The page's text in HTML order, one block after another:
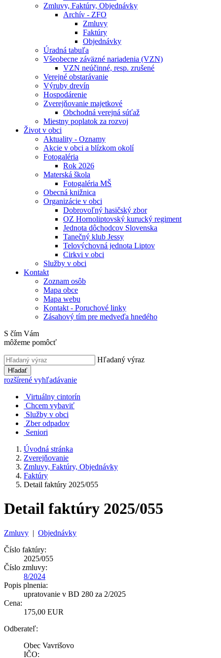
Zmluvy, Faktúry, Objednávky
Archív - ZFO
Zmluvy
Faktúry
Objednávky
Úradná tabuľa
Všeobecne záväzné nariadenia (VZN)
VZN neúčinné, resp. zrušené
Verejné obstarávanie
Výruby drevín
Hospodárenie
Zverejňovanie majetkové
Obchodná verejná súťaž
Miestny poplatok za rozvoj
Život v obci
Aktuality - Oznamy
Akcie v obci a blízkom okolí
Fotogaléria
Rok 2026
Materská škola
Fotogaléria MŠ
Obecná knižnica
Organizácie v obci
Dobrovoľný hasičský zbor
OZ Hornoliptovský kurucký regiment
Jednota dôchodcov Slovenska
Tanečný klub Jessy
Telovýchovná jednota Liptov
Cirkvi v obci
Služby v obci
Kontakt
Zoznam osôb
Mapa obce
Mapa webu
Kontakt - Poruchové linky
Zásahový tím pre medveďa hnedého
S čím Vám
môžeme pomôcť
Hľadaný výraz
Hľadať
rozšírené vyhľadávanie
Virtuálny cintorín
Chcem vybaviť
Služby v obci
Zber odpadov
Seniori
Úvodná stránka
Zverejňovanie
Zmluvy, Faktúry, Objednávky
Faktúry
Detail faktúry 2025/055
Detail faktúry 2025/055
Zmluvy | Objednávky
Číslo faktúry:
2025/055
Číslo zmluvy:
8/2024
Popis plnenia:
upratovanie v BD 280 za 2/2025
Cena:
175,00 EUR
Odberateľ:
Obec Vavrišovo
IČO: